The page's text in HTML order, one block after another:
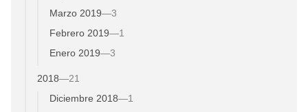
Marzo 2019—3
Febrero 2019—1
Enero 2019—3
2018—21
Diciembre 2018—1